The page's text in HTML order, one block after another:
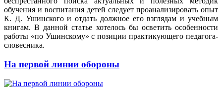
обучения и воспитания детей следует проанализировать опыт
К. Д. Ушинского и отдать должное его взглядам и учебным
книгам. В данной статье хотелось бы осветить особенности
работы «по Ушинскому» с позиции практикующего педагога-
словесника.
На первой линии обороны